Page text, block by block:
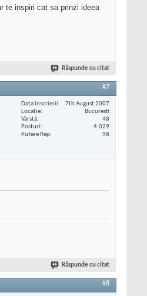
te inspiri cat sa prinzi ideea
Răspunde cu citat
#7
Data înscrierii
7th August 2007
Locaţie
Bucuresti
Vârstă
48
Posturi
4.029
Putere Rep
98
Răspunde cu citat
#8